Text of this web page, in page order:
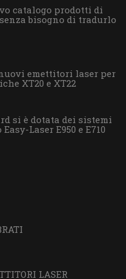
catalogo prodotti di
bisogno di tradurlo
emettitori laser per
XT20 e XT22
si è dotata dei sistemi
Laser E950 e E710
LASER